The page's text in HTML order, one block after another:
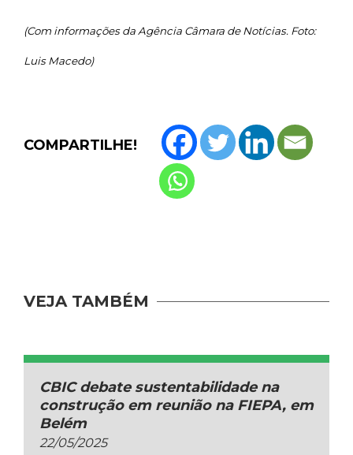
(Com informações da Agência Câmara de Notícias. Foto:
Luis Macedo)
COMPARTILHE!
VEJA TAMBÉM
CBIC debate sustentabilidade na
construção em reunião na FIEPA, em
Belém
22/05/2025